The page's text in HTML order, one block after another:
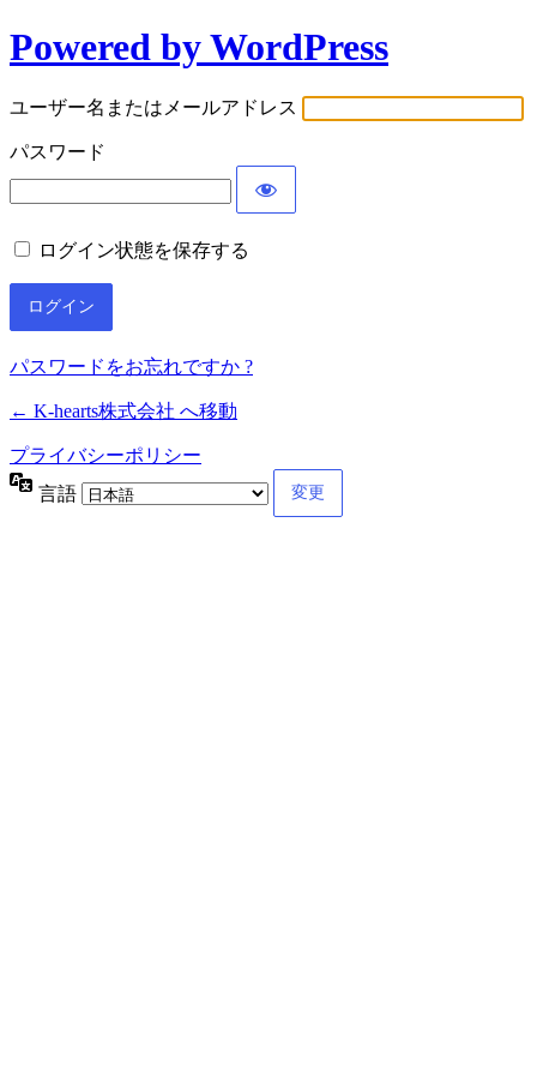
Powered by WordPress
ユーザー名またはメールアドレス
パスワード
ログイン状態を保存する
パスワードをお忘れですか ?
← K-hearts株式会社 へ移動
プライバシーポリシー
言語